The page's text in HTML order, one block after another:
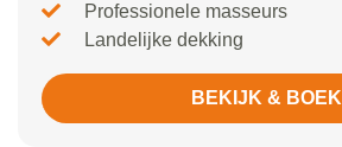
Professionele masseurs
Landelijke dekking
BEKIJK & BOEK